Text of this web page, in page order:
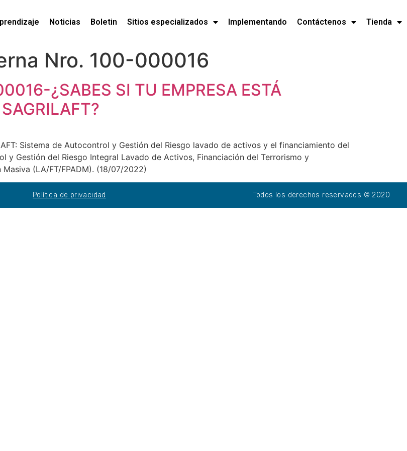
Noticias Boletin Sitios especializados Implementando Contáctenos Tienda
Nro. 100-000016
¿SABES SI TU EMPRESA ESTÁ
Sistema de Autocontrol y Gestión del Riesgo lavado de activos y el financiamiento del
y Gestión del Riesgo Integral Lavado de Activos, Financiación del Terrorismo y
(LA/FT/FPADM). (18/07/2022)
Política de privacidad Todos los derechos reservados © 2020